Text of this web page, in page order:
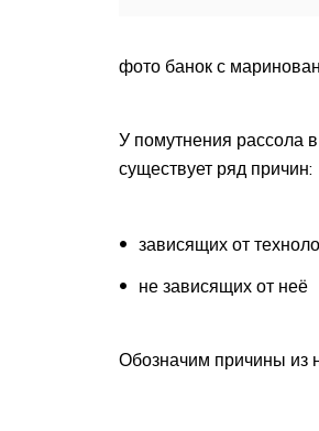
фото банок с
У помутнения рассола
существует ряд причин:
зависящих от
не зависящих от неё
Обозначим причины из